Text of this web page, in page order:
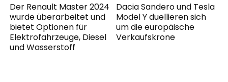
Der Renault Master 2024
wurde überarbeitet und
bietet Optionen für
Elektrofahrzeuge, Diesel
und Wasserstoff
Dacia Sandero und Tesla
Model Y duellieren sich
um die europäische
Verkaufskrone